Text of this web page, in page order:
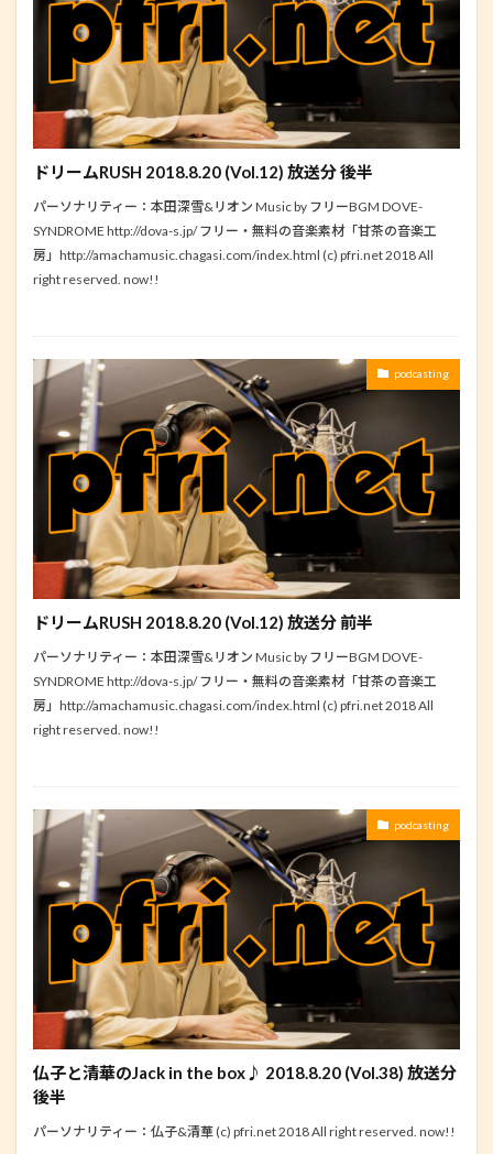
ドリームRUSH 2018.8.20 (Vol.12) 放送分 後半
パーソナリティー：本田深雪&リオン Music by フリーBGM DOVE-
SYNDROME http://dova-s.jp/ フリー・無料の音楽素材「甘茶の音楽工
房」http://amachamusic.chagasi.com/index.html (c) pfri.net 2018 All
right reserved. now!!
podcasting
ドリームRUSH 2018.8.20 (Vol.12) 放送分 前半
パーソナリティー：本田深雪&リオン Music by フリーBGM DOVE-
SYNDROME http://dova-s.jp/ フリー・無料の音楽素材「甘茶の音楽工
房」http://amachamusic.chagasi.com/index.html (c) pfri.net 2018 All
right reserved. now!!
podcasting
仏子と清華のJack in the box♪ 2018.8.20 (Vol.38) 放送分
後半
パーソナリティー：仏子&清華 (c) pfri.net 2018 All right reserved. now!!